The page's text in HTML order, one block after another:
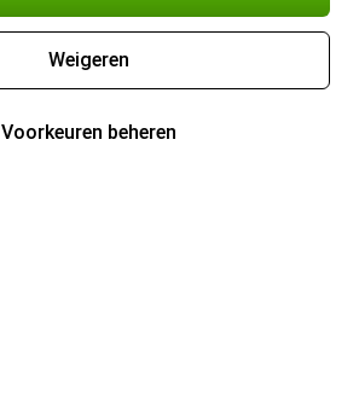
Weigeren
Voorkeuren beheren